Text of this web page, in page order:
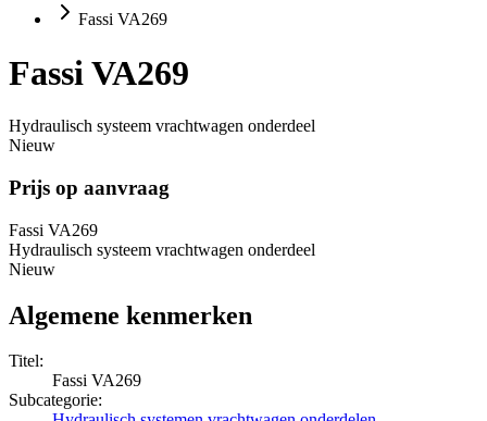
Fassi VA269
Fassi VA269
Hydraulisch systeem vrachtwagen onderdeel
Nieuw
Prijs op aanvraag
Fassi VA269
Hydraulisch systeem vrachtwagen onderdeel
Nieuw
Algemene kenmerken
Titel:
Fassi VA269
Subcategorie: